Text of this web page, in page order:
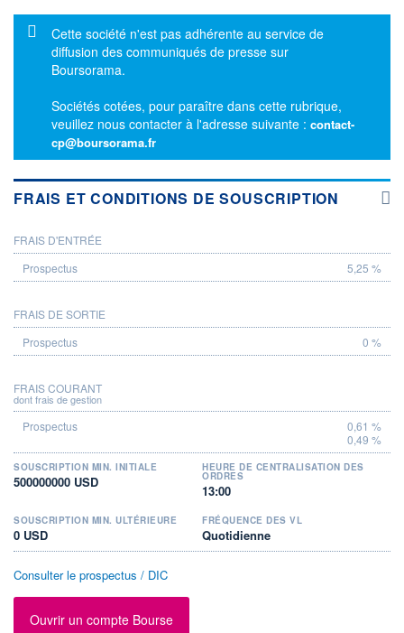
Message d'information
Cette société n'est pas adhérente au service de
diffusion des communiqués de presse sur
Boursorama.
Sociétés cotées, pour paraître dans cette rubrique,
veuillez nous contacter à l'adresse suivante : contact-
cp@boursorama.fr
FRAIS ET CONDITIONS DE SOUSCRIPTION
PROSPECTUS
FRAIS D'ENTRÉE
5,25 %
FRAIS DE SORTIE
0 %
FRAIS COURANT
dont frais de gestion
0,61 %
0,49 %
SOUSCRIPTION MIN. INITIALE
500000000 USD
HEURE DE CENTRALISATION DES
ORDRES
13:00
SOUSCRIPTION MIN. ULTÉRIEURE
0 USD
FRÉQUENCE DES VL
Quotidienne
Consulter le prospectus / DIC
Ouvrir un compte Bourse